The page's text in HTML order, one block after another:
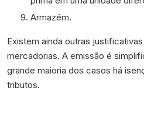
Armazém.
Existem ainda outras
mercadorias. A emissão é
grande maioria dos casos há
tributos.